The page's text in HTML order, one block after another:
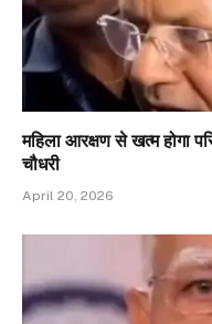
महिला आरक्षण से खत्म होगा
चौधरी
April 20, 2026